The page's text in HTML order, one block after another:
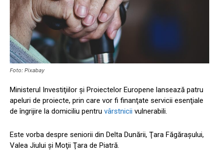
Foto: Pixabay
Ministerul Investiţiilor şi Proiectelor Europene lansează patru
apeluri de proiecte, prin care vor fi finanţate servicii esenţiale
de îngrijire la domiciliu pentru vârstnicii vulnerabili.
Este vorba despre seniorii din Delta Dunării, Ţara Făgăraşului,
Valea Jiului şi Moţii Ţara de Piatră.